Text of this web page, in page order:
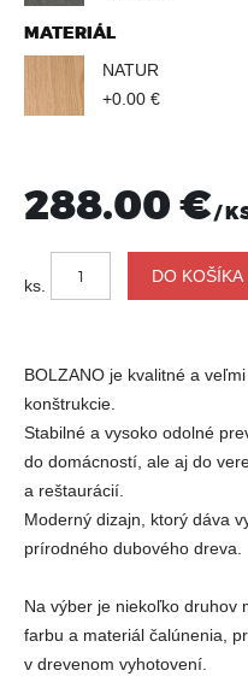
MATERIÁL
NATUR
+0.00 €
288.00 €/
ks.
BOLZANO je kvalitné a
konštrukcie.
Stabilné a vysoko odolné
do domácností, ale aj do
a reštaurácií.
Moderný dizajn, ktorý dáva
prírodného dubového dreva.
Na výber je niekoľko druhov
farbu a materiál čalúnenia,
v drevenom vyhotovení.